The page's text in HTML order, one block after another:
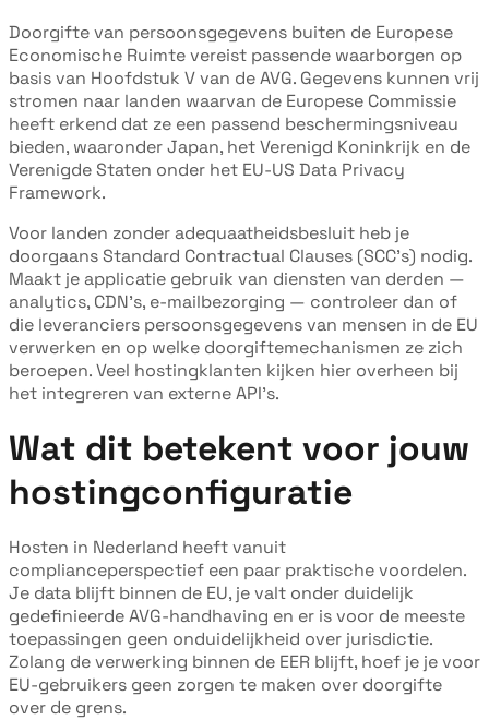
Doorgifte van persoonsgegevens buiten de Europese
Economische Ruimte vereist passende waarborgen op
basis van Hoofdstuk V van de AVG. Gegevens kunnen vrij
stromen naar landen waarvan de Europese Commissie
heeft erkend dat ze een passend beschermingsniveau
bieden, waaronder Japan, het Verenigd Koninkrijk en de
Verenigde Staten onder het EU-US Data Privacy
Framework.
Voor landen zonder adequaatheidsbesluit heb je
doorgaans Standard Contractual Clauses (SCC's) nodig.
Maakt je applicatie gebruik van diensten van derden —
analytics, CDN's, e-mailbezorging — controleer dan of
die leveranciers persoonsgegevens van mensen in de EU
verwerken en op welke doorgiftemechanismen ze zich
beroepen. Veel hostingklanten kijken hier overheen bij
het integreren van externe API's.
Wat dit betekent voor jouw
hostingconfiguratie
Hosten in Nederland heeft vanuit
complianceperspectief een paar praktische voordelen.
Je data blijft binnen de EU, je valt onder duidelijk
gedefinieerde AVG-handhaving en er is voor de meeste
toepassingen geen onduidelijkheid over jurisdictie.
Zolang de verwerking binnen de EER blijft, hoef je je voor
EU-gebruikers geen zorgen te maken over doorgifte
over de grens.